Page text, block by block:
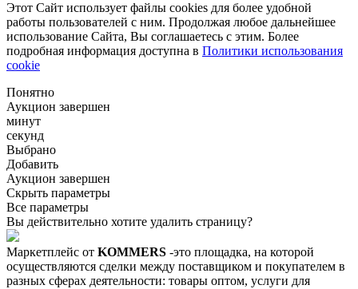
Этот Сайт использует файлы cookies для более удобной
работы пользователей с ним. Продолжая любое дальнейшее
использование Сайта, Вы соглашаетесь с этим. Более
подробная информация доступна в Политики использования
cookie
Понятно
Аукцион завершен
минут
секунд
Выбрано
Добавить
Аукцион завершен
Скрыть параметры
Все параметры
Вы действительно хотите удалить страницу?
Маркетплейс от KOMMERS -это площадка, на которой
осуществляются сделки между поставщиком и покупателем в
разных сферах деятельности: товары оптом, услуги для